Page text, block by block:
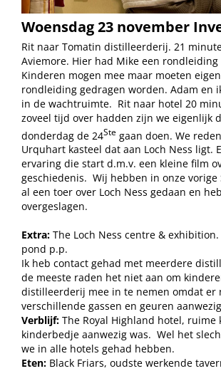
Woensdag 23 november
Rit naar Tomatin distilleerderij. 21
Aviemore. Hier had Mike een
Kinderen mogen mee maar moeten
rondleiding gedragen worden. Adam en
in de wachtruimte. Rit naar hotel 20
zoveel tijd over hadden zijn we eigenlijk
donderdag de 24Ste gaan doen. We
Urquhart kasteel dat aan Loch Ness ligt.
ervaring die start d.m.v. een kleine film
geschiedenis. Wij hebben in onze vorige
al een toer over Loch Ness gedaan en
overgeslagen.
Extra: The Loch Ness centre &
pond p.p.
Ik heb contact gehad met meerdere
de meeste raden het niet aan om
distilleerderij mee in te nemen omdat er
verschillende gassen en geuren
Verblijf: The Royal Highland hotel, ruime
kinderbedje aanwezig was. Wel het
we in alle hotels gehad hebben.
Eten: Black Friars, oudste werkende